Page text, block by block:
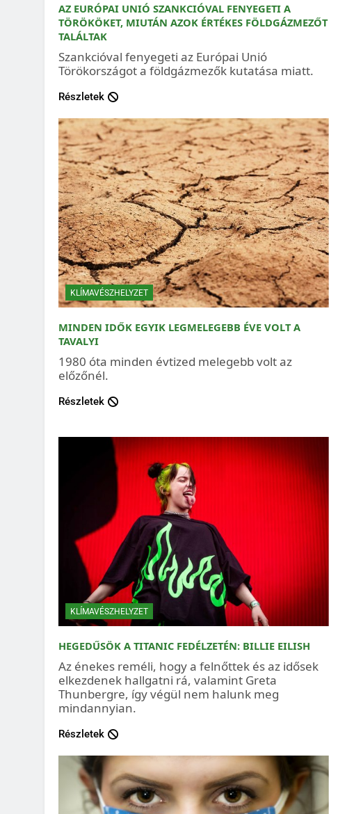
AZ EURÓPAI UNIÓ SZANKCIÓVAL FENYEGETI A
TÖRÖKÖKET, MIUTÁN AZOK ÉRTÉKES FÖLDGÁZMEZŐT
TALÁLTAK
Szankcióval fenyegeti az Európai Unió
Törökországot a földgázmezők kutatása miatt.
Részletek
KLÍMAVÉSZHELYZET
MINDEN IDŐK EGYIK LEGMELEGEBB ÉVE VOLT A
TAVALYI
1980 óta minden évtized melegebb volt az
előzőnél.
Részletek
KLÍMAVÉSZHELYZET
HEGEDŰSÖK A TITANIC FEDÉLZETÉN: BILLIE EILISH
Az énekes reméli, hogy a felnőttek és az idősek
elkezdenek hallgatni rá, valamint Greta
Thunbergre, így végül nem halunk meg
mindannyian.
Részletek